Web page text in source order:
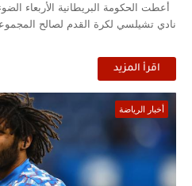
أعطت الحكومة البريطانية الأربعاء
نادي تشيلسي لكرة القدم لصالح
اقرأ المزيد
أخبار الرياضة